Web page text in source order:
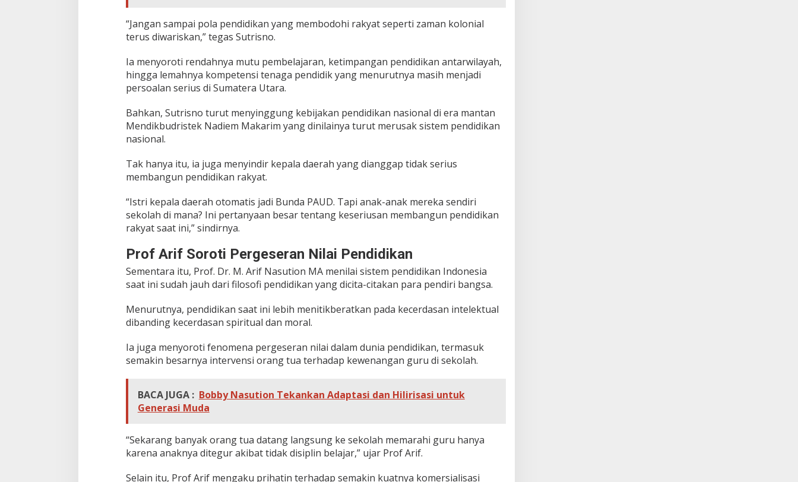
“Jangan sampai pola pendidikan yang membodohi rakyat seperti zaman kolonial
terus diwariskan,” tegas Sutrisno.
Ia menyoroti rendahnya mutu pembelajaran, ketimpangan pendidikan antarwilayah,
hingga lemahnya kompetensi tenaga pendidik yang menurutnya masih menjadi
persoalan serius di Sumatera Utara.
Bahkan, Sutrisno turut menyinggung kebijakan pendidikan nasional di era mantan
Mendikbudristek Nadiem Makarim yang dinilainya turut merusak sistem pendidikan
nasional.
Tak hanya itu, ia juga menyindir kepala daerah yang dianggap tidak serius
membangun pendidikan rakyat.
“Istri kepala daerah otomatis jadi Bunda PAUD. Tapi anak-anak mereka sendiri
sekolah di mana? Ini pertanyaan besar tentang keseriusan membangun pendidikan
rakyat saat ini,” sindirnya.
Prof Arif Soroti Pergeseran Nilai Pendidikan
Sementara itu, Prof. Dr. M. Arif Nasution MA menilai sistem pendidikan Indonesia
saat ini sudah jauh dari filosofi pendidikan yang dicita-citakan para pendiri bangsa.
Menurutnya, pendidikan saat ini lebih menitikberatkan pada kecerdasan intelektual
dibanding kecerdasan spiritual dan moral.
Ia juga menyoroti fenomena pergeseran nilai dalam dunia pendidikan, termasuk
semakin besarnya intervensi orang tua terhadap kewenangan guru di sekolah.
BACA JUGA : Bobby Nasution Tekankan Adaptasi dan Hilirisasi untuk
Generasi Muda
“Sekarang banyak orang tua datang langsung ke sekolah memarahi guru hanya
karena anaknya ditegur akibat tidak disiplin belajar,” ujar Prof Arif.
Selain itu, Prof Arif mengaku prihatin terhadap semakin kuatnya komersialisasi